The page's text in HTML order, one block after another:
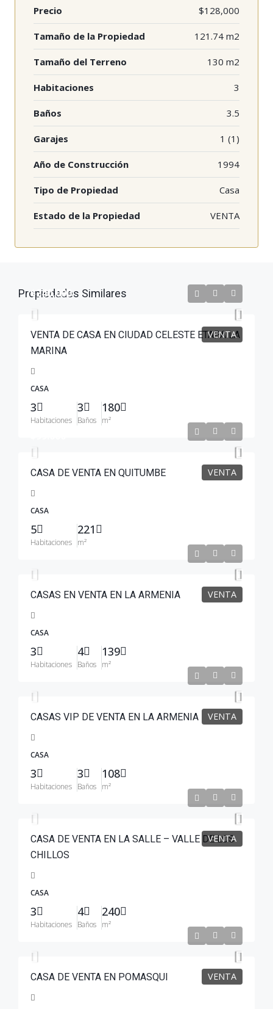
Precio $128,000
Tamaño de la Propiedad 121.74 m2
Tamaño del Terreno 130 m2
Habitaciones 3
Baños 3.5
Garajes 1 (1)
Año de Construcción 1994
Tipo de Propiedad Casa
Estado de la Propiedad VENTA
Propiedades Similares
VENTA
$240,000
VENTA DE CASA EN CIUDAD CELESTE ETAPA LA
MARINA
CASA
3
Habitaciones
3
Baños
180
m²
VENTA
CASA DE VENTA EN QUITUMBE
CASA
5
Habitaciones
221
m²
VENTA
CASAS EN VENTA EN LA ARMENIA
CASA
3
Habitaciones
4
Baños
139
m²
VENTA
CASAS VIP DE VENTA EN LA ARMENIA
CASA
3
Habitaciones
3
Baños
108
m²
VENTA
CASA DE VENTA EN LA SALLE – VALLE DE LOS
CHILLOS
CASA
3
Habitaciones
4
Baños
240
m²
VENTA
CASA DE VENTA EN POMASQUI